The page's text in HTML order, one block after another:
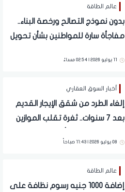
عالم الطاقة
بدون نموذج التصالح ورخصة البناء..
مفاجأة سارة للمواطنين بشأن تحويل
11 يوليو 2026 | 02:54 مساءً
أخبار السوق العقاري
إلغاء الطرد من شقق الإيجار القديم
بعد 7 سنوات.. ثغرة تقلب الموازين
08 يوليو 2026 | 11:43 صباحاً
عالم الطاقة
إضافة 1000 جنيه رسوم نظافة على